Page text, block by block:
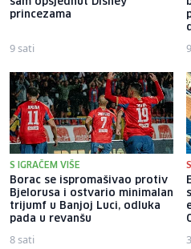
princezama
9 sati
S IGRAČEM VIŠE
Borac se ispromašivao protiv
Bjelorusa i ostvario minimalan
trijumf u Banjoj Luci, odluka
pada u revanšu
8 sati